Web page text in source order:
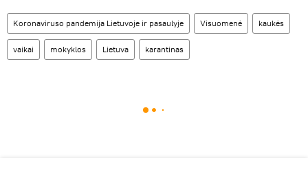
Koronaviruso pandemija Lietuvoje ir pasaulyje Visuomenė kaukės
vaikai mokyklos Lietuva karantinas